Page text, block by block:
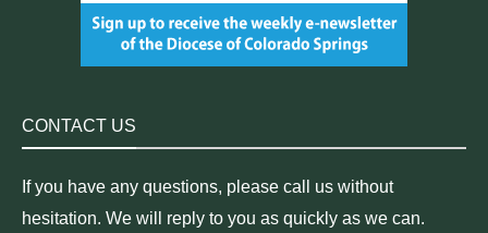
CONTACT US
If you have any questions, please call us without
hesitation. We will reply to you as quickly as we can.